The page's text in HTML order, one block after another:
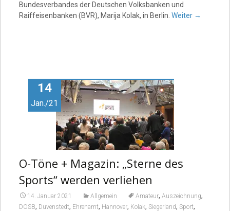
Bundesverbandes der Deutschen Volksbanken und
Raiffeisenbanken (BVR), Marija Kolak, in Berlin. Weiter →
14
Jan./21
O-Töne + Magazin: „Sterne des
Sports“ werden verliehen
14. Januar 2021 Allgemein Amateur, Auszeichnung,
DOSB, Duvenstedt, Ehrenamt, Hannover, Kolak, Siegerland, Sport,